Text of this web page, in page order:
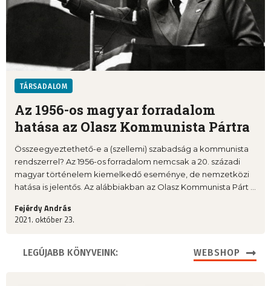
TÁRSADALOM
Az 1956-os magyar forradalom
hatása az Olasz Kommunista Pártra
Összeegyeztethető-e a (szellemi) szabadság a kommunista
rendszerrel? Az 1956-os forradalom nemcsak a 20. századi
magyar történelem kiemelkedő eseménye, de nemzetközi
hatása is jelentős. Az alábbiakban az Olasz Kommunista Párt ...
Fejérdy András
2021. október 23.
LEGÚJABB KÖNYVEINK: WEBSHOP